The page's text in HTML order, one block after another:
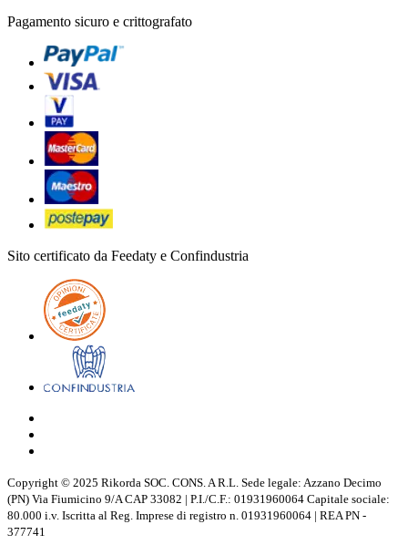
Pagamento sicuro e crittografato
Sito certificato da Feedaty e Confindustria
Copyright © 2025 Rikorda SOC. CONS. A R.L. Sede legale: Azzano Decimo
(PN) Via Fiumicino 9/A CAP 33082 | P.I./C.F.: 01931960064 Capitale sociale:
80.000 i.v. Iscritta al Reg. Imprese di registro n. 01931960064 | REA PN -
377741